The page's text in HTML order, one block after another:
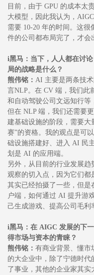
目前，由于 GPU 的成本太
大模型，因此我认为，
需要 10-20 年的时间。这
件的公司都布局完了，才会
i黑马：当下，人人都在讨
局的战略是什么？
熊伟铭： AI 主要是两条技
言NLP。在 CV 端，我们此
和自动驾驶公司文远知行等
但在 NLP 端，我们还需要
建基础设施的阶段，需要大
赛”的资格。我的观点是可
础设施搭建好、进入 AI 民
划是 AI 的应用端。
另外，从目前的行业发展
观察的切入点，因为它们
其实已经拍摄了一些，但
户端，如何通过 AI 提升游
己生成游戏、提高公司毛利
i黑马：在 AIGC 发展的下
得市场与资本的青睐？
熊伟铭： 有商业背景、懂市
的大企业中，除了宁德时
了事业，其他的企业家其实